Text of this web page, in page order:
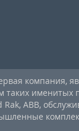
компания,
таких именитых
ABB,